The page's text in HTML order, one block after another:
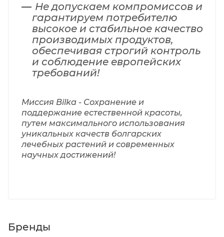
Не допускаем компромиссов и
гарантируем потребителю
высокое и стабильное качество
производимых продуктов,
обеспечивая строгий контроль
и соблюдение европейских
требований!
Миссия Bilka - Сохранение и
поддержание естественной красоты,
путем максимального использования
уникальных качеств болгарских
лечебных растений и современных
научных достижений!
Бренды